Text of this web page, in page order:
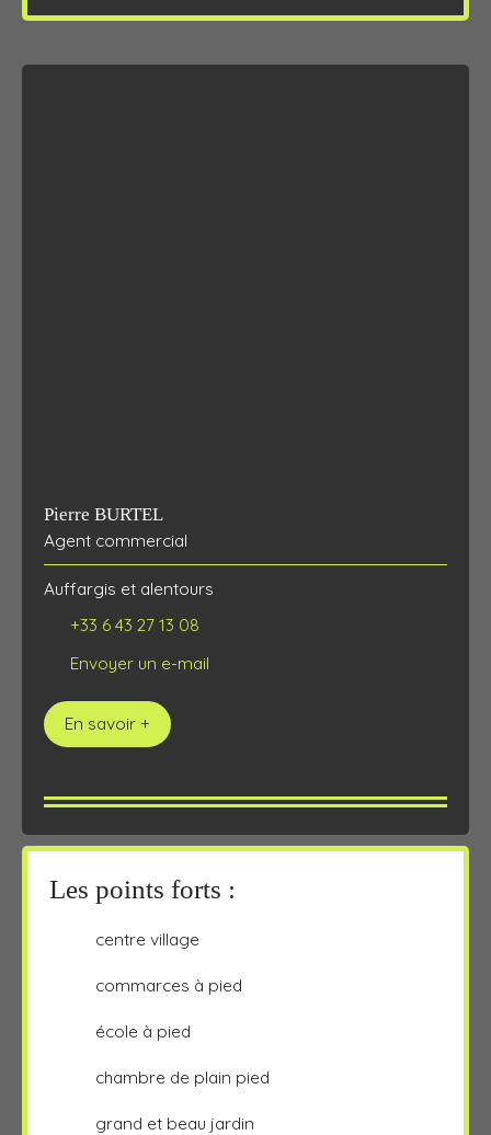
Pierre BURTEL
Agent commercial
Auffargis et alentours
+33 6 43 27 13 08
Envoyer un e-mail
En savoir +
Les points forts :
centre village
commarces à pied
école à pied
chambre de plain pied
grand et beau jardin